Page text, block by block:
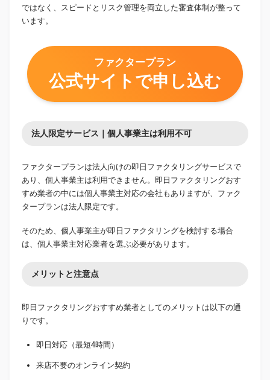
ではなく、スピードとリスク管理を両立した審査体制が整って
います。
ファクタープラン
公式サイトで申し込む
法人限定サービス｜個人事業主は利用不可
ファクタープランは法人向けの即日ファクタリングサービスで
あり、個人事業主は利用できません。即日ファクタリングおす
すめ業者の中には個人事業主対応の会社もありますが、ファク
タープランは法人限定です。
そのため、個人事業主が即日ファクタリングを検討する場合
は、個人事業主対応業者を選ぶ必要があります。
メリットと注意点
即日ファクタリングおすすめ業者としてのメリットは以下の通
りです。
即日対応（最短4時間）
来店不要のオンライン契約